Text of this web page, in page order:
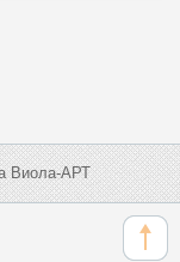
Виола-АРТ